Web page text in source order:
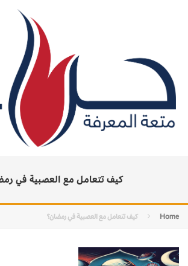
كيف تتعامل مع العصبية في
Home كيف تتعامل مع العصبية في رمضان؟